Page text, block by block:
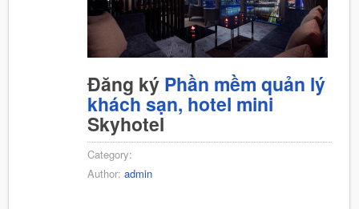
Đăng ký Phần mềm quản lý
khách sạn, hotel mini
Skyhotel
Category:
Author: admin